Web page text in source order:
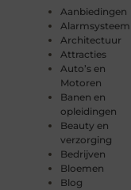
Aanbiedingen
Alarmsysteem
Architectuur
Attracties
Auto’s en
Motoren
Banen en
opleidingen
Beauty en
verzorging
Bedrijven
Bloemen
Blog